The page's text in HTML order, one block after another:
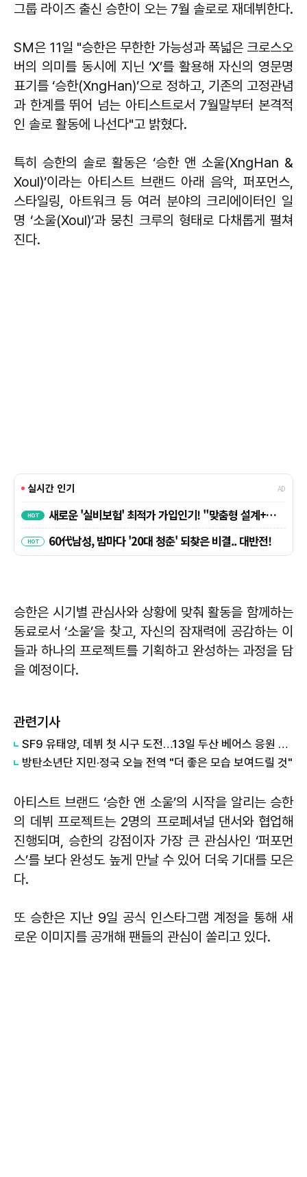
그룹 라이즈 출신 승한이 오는 7월 솔로로 재데뷔한다.
SM은 11일 "승한은 무한한 가능성과 폭넓은 크로스오
버의 의미를 동시에 지닌 ‘X’를 활용해 자신의 영문명
표기를 ‘승한(XngHan)’으로 정하고, 기존의 고정관념
과 한계를 뛰어 넘는 아티스트로서 7월말부터 본격적
인 솔로 활동에 나선다"고 밝혔다.
특히 승한의 솔로 활동은 ‘승한 앤 소울(XngHan &
Xoul)’이라는 아티스트 브랜드 아래 음악, 퍼포먼스,
스타일링, 아트워크 등 여러 분야의 크리에이터인 일
명 ‘소울(Xoul)’과 뭉친 크루의 형태로 다채롭게 펼쳐
진다.
승한은 시기별 관심사와 상황에 맞춰 활동을 함께하는
동료로서 ‘소울’을 찾고, 자신의 잠재력에 공감하는 이
들과 하나의 프로젝트를 기획하고 완성하는 과정을 담
을 예정이다.
관련기사
SF9 유태양, 데뷔 첫 시구 도전…13일 두산 베어스 응원 나선다
방탄소년단 지민·정국 오늘 전역 "더 좋은 모습 보여드릴 것"
아티스트 브랜드 ‘승한 앤 소울’의 시작을 알리는 승한
의 데뷔 프로젝트는 2명의 프로페셔널 댄서와 협업해
진행되며, 승한의 강점이자 가장 큰 관심사인 ‘퍼포먼
스’를 보다 완성도 높게 만날 수 있어 더욱 기대를 모은
다.
또 승한은 지난 9일 공식 인스타그램 계정을 통해 새
로운 이미지를 공개해 팬들의 관심이 쏠리고 있다.